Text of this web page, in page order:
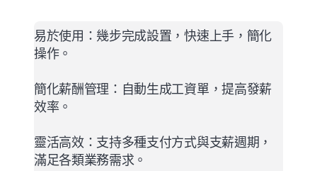
易於使用 ：幾步完成設置，快速上手，簡化
操作。
簡化薪酬管理 ：自動生成工資單，提高發薪
效率。
靈活高效：支持多種支付方式與支薪週期，
滿足各類業務需求。